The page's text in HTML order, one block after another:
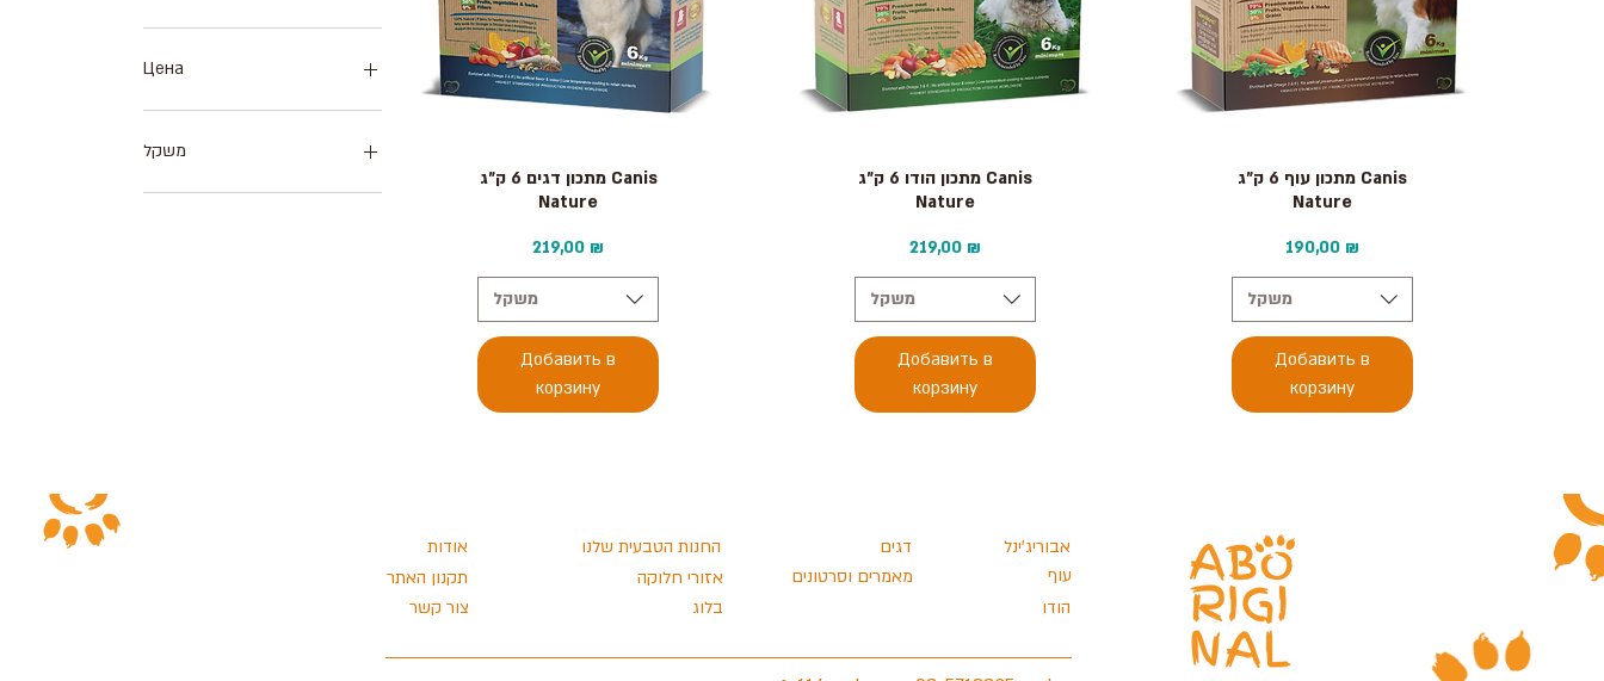
Цена
משקל
6 ק"ג
Быстрый просмотр
מתכון דגים 6 ק״ג Canis
Nature
Цена
219,00 ₪
משקל
Добавить в
корзину
Быстрый просмотр
מתכון הודו 6 ק״ג Canis
Nature
Цена
219,00 ₪
משקל
Добавить в
корзину
Быстрый просмотр
מתכון עוף 6 ק״ג Canis
Nature
Цена
190,00 ₪
משקל
Добавить в
корзину
אודות
תקנון האתר
צור קשר
אזורי חלוקה
החנות הטבעית שלנו
בלוג
מאמרים וסרטונים
דגים
הודו
אבוריג'ינל
עוף